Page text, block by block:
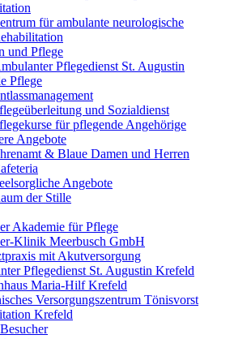
für ambulante neurologische
und Pflege
Pflegedienst St. Augustin
Pflege
und Sozialdienst
für pflegende Angehörige
Angebote
& Blaue Damen und Herren
Angebote
der Stille
Akademie für Pflege
Klinik Meerbusch GmbH
mit Akutversorgung
Pflegedienst St. Augustin Krefeld
Maria-Hilf Krefeld
Versorgungszentrum Tönisvorst
Krefeld